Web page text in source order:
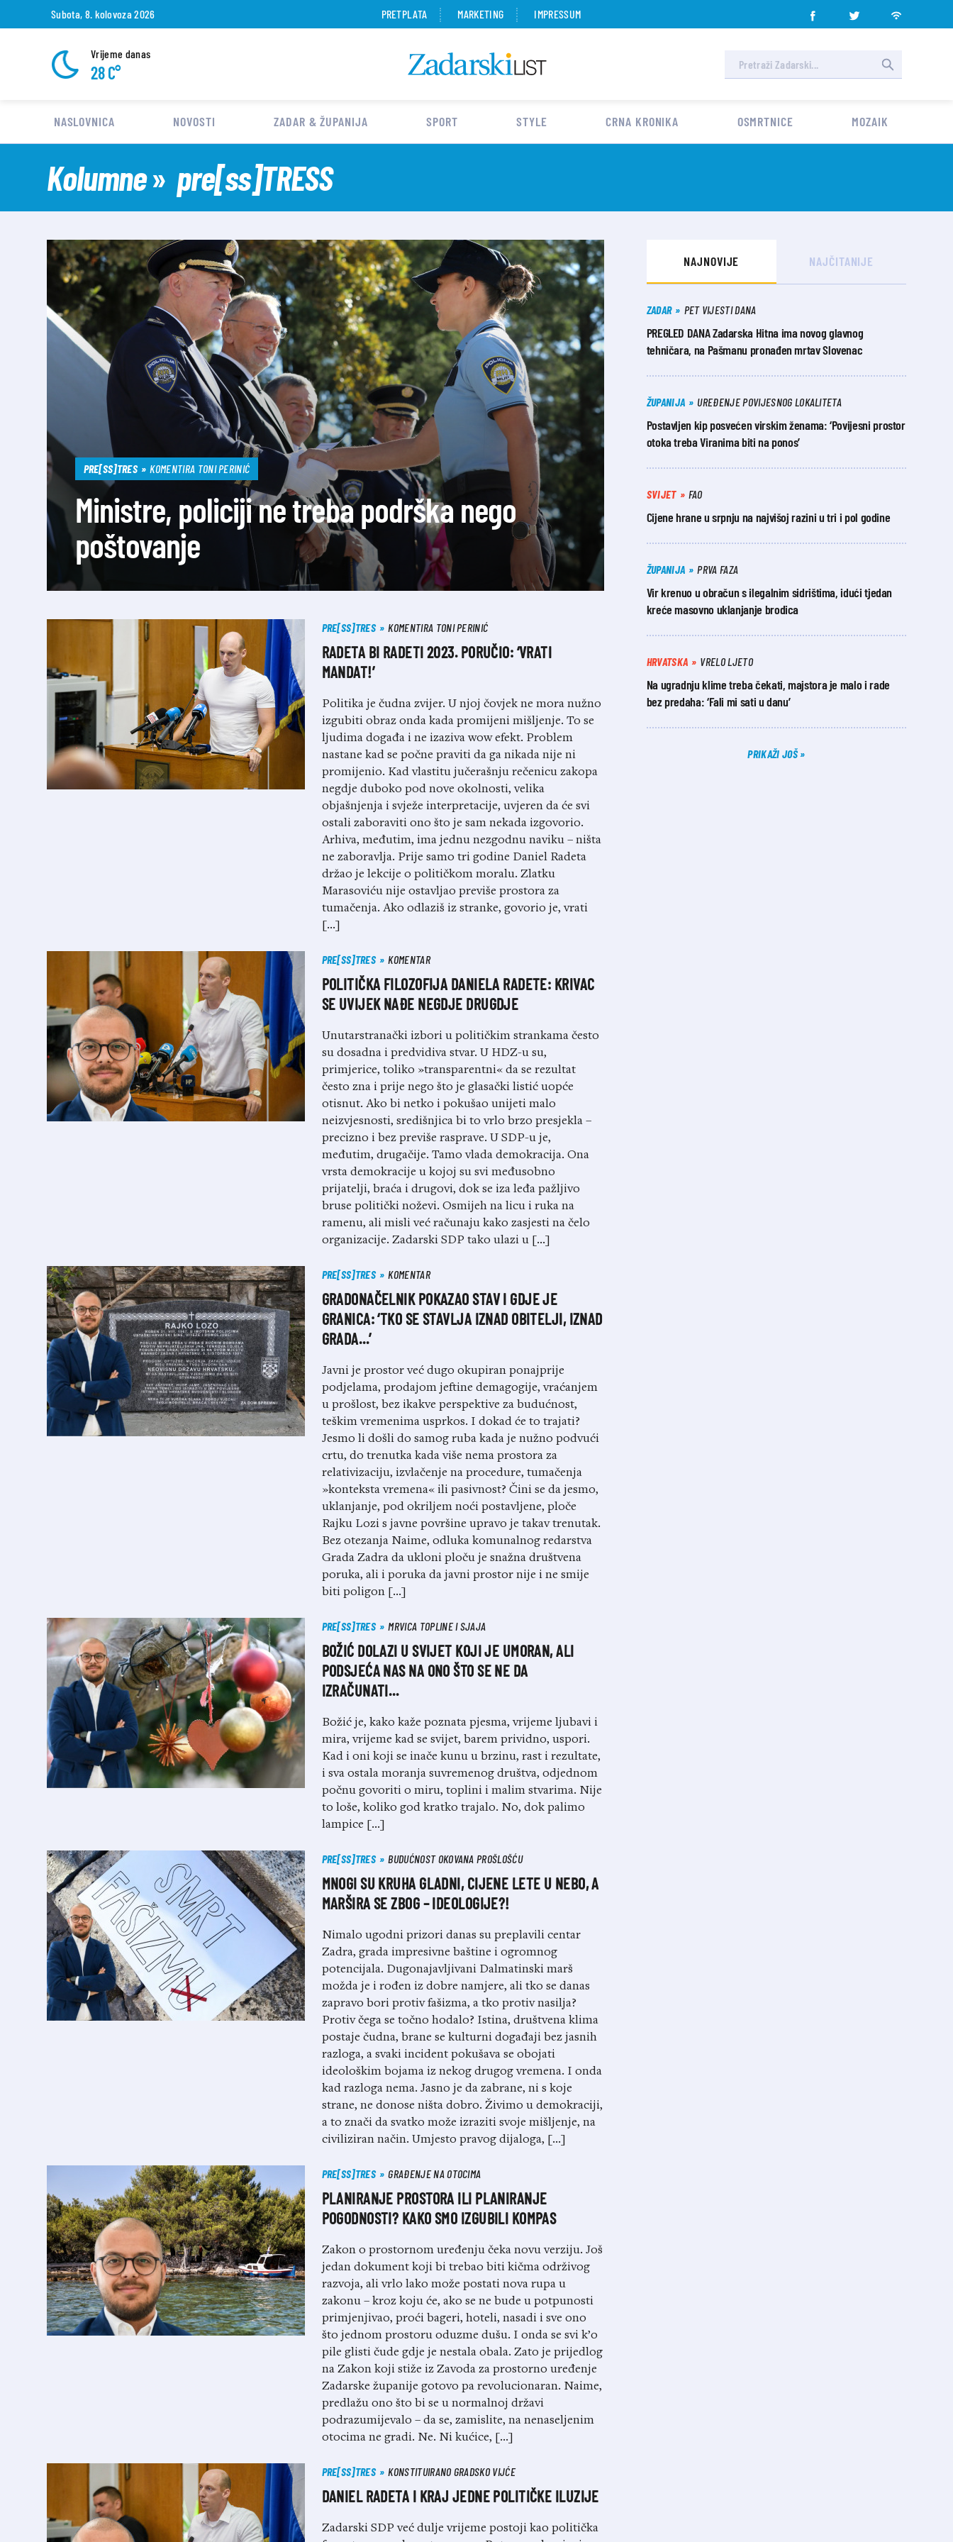
Subota, 8. kolovoza 2026 PRETPLATA MARKETING IMPRESSUM
Vrijeme danas
28 C°
NASLOVNICA NOVOSTI ZADAR & ŽUPANIJA SPORT STYLE CRNA KRONIKA OSMRTNICE MOZAIK
Kolumne pre[ss]TRESS
PRE[SS]TRES KOMENTIRA TONI PERINIĆ
Ministre, policiji ne treba podrška nego
poštovanje
PRE[SS]TRES KOMENTIRA TONI PERINIĆ
RADETA BI RADETI 2023. PORUČIO: ‘VRATI
MANDAT!’
Politika je čudna zvijer. U njoj čovjek ne mora nužno
izgubiti obraz onda kada promijeni mišljenje. To se
ljudima događa i ne izaziva wow efekt. Problem
nastane kad se počne praviti da ga nikada nije ni
promijenio. Kad vlastitu jučerašnju rečenicu zakopa
negdje duboko pod nove okolnosti, velika
objašnjenja i svježe interpretacije, uvjeren da će svi
ostali zaboraviti ono što je sam nekada izgovorio.
Arhiva, međutim, ima jednu nezgodnu naviku – ništa
ne zaboravlja. Prije samo tri godine Daniel Radeta
držao je lekcije o političkom moralu. Zlatku
Marasoviću nije ostavljao previše prostora za
tumačenja. Ako odlaziš iz stranke, govorio je, vrati
[…]
PRE[SS]TRES KOMENTAR
POLITIČKA FILOZOFIJA DANIELA RADETE: KRIVAC
SE UVIJEK NAĐE NEGDJE DRUGDJE
Unutarstranački izbori u političkim strankama često
su dosadna i predvidiva stvar. U HDZ-u su,
primjerice, toliko »transparentni« da se rezultat
često zna i prije nego što je glasački listić uopće
otisnut. Ako bi netko i pokušao unijeti malo
neizvjesnosti, središnjica bi to vrlo brzo presjekla –
precizno i bez previše rasprave. U SDP-u je,
međutim, drugačije. Tamo vlada demokracija. Ona
vrsta demokracije u kojoj su svi međusobno
prijatelji, braća i drugovi, dok se iza leđa pažljivo
bruse politički noževi. Osmijeh na licu i ruka na
ramenu, ali misli već računaju kako zasjesti na čelo
organizacije. Zadarski SDP tako ulazi u […]
PRE[SS]TRES KOMENTAR
GRADONAČELNIK POKAZAO STAV I GDJE JE
GRANICA: ‘TKO SE STAVLJA IZNAD OBITELJI, IZNAD
GRADA…’
Javni je prostor već dugo okupiran ponajprije
podjelama, prodajom jeftine demagogije, vraćanjem
u prošlost, bez ikakve perspektive za budućnost,
teškim vremenima usprkos. I dokad će to trajati?
Jesmo li došli do samog ruba kada je nužno podvući
crtu, do trenutka kada više nema prostora za
relativizaciju, izvlačenje na procedure, tumačenja
»konteksta vremena« ili pasivnost? Čini se da jesmo,
uklanjanje, pod okriljem noći postavljene, ploče
Rajku Lozi s javne površine upravo je takav trenutak.
Bez otezanja Naime, odluka komunalnog redarstva
Grada Zadra da ukloni ploču je snažna društvena
poruka, ali i poruka da javni prostor nije i ne smije
biti poligon […]
PRE[SS]TRES MRVICA TOPLINE I SJAJA
BOŽIĆ DOLAZI U SVIJET KOJI JE UMORAN, ALI
PODSJEĆA NAS NA ONO ŠTO SE NE DA
IZRAČUNATI…
Božić je, kako kaže poznata pjesma, vrijeme ljubavi i
mira, vrijeme kad se svijet, barem prividno, uspori.
Kad i oni koji se inače kunu u brzinu, rast i rezultate,
i sva ostala moranja suvremenog društva, odjednom
počnu govoriti o miru, toplini i malim stvarima. Nije
to loše, koliko god kratko trajalo. No, dok palimo
lampice […]
PRE[SS]TRES BUDUĆNOST OKOVANA PROŠLOŠĆU
MNOGI SU KRUHA GLADNI, CIJENE LETE U NEBO, A
MARŠIRA SE ZBOG – IDEOLOGIJE?!
Nimalo ugodni prizori danas su preplavili centar
Zadra, grada impresivne baštine i ogromnog
potencijala. Dugonajavljivani Dalmatinski marš
možda je i rođen iz dobre namjere, ali tko se danas
zapravo bori protiv fašizma, a tko protiv nasilja?
Protiv čega se točno hodalo? Istina, društvena klima
postaje čudna, brane se kulturni događaji bez jasnih
razloga, a svaki incident pokušava se obojati
ideološkim bojama iz nekog drugog vremena. I onda
kad razloga nema. Jasno je da zabrane, ni s koje
strane, ne donose ništa dobro. Živimo u demokraciji,
a to znači da svatko može izraziti svoje mišljenje, na
civiliziran način. Umjesto pravog dijaloga, […]
PRE[SS]TRES GRAĐENJE NA OTOCIMA
PLANIRANJE PROSTORA ILI PLANIRANJE
POGODNOSTI? KAKO SMO IZGUBILI KOMPAS
Zakon o prostornom uređenju čeka novu verziju. Još
jedan dokument koji bi trebao biti kičma održivog
razvoja, ali vrlo lako može postati nova rupa u
zakonu – kroz koju će, ako se ne bude u potpunosti
primjenjivao, proći bageri, hoteli, nasadi i sve ono
što jednom prostoru oduzme dušu. I onda se svi k’o
pile glisti čude gdje je nestala obala. Zato je prijedlog
na Zakon koji stiže iz Zavoda za prostorno uređenje
Zadarske županije gotovo pa revolucionaran. Naime,
predlažu ono što bi se u normalnoj državi
podrazumijevalo – da se, zamislite, na nenaseljenim
otocima ne gradi. Ne. Ni kućice, […]
PRE[SS]TRES KONSTITUIRANO GRADSKO VIJĆE
DANIEL RADETA I KRAJ JEDNE POLITIČKE ILUZIJE
Zadarski SDP već dulje vrijeme postoji kao politička
NAJNOVIJE NAJČITANIJE
ZADAR PET VIJESTI DANA
PREGLED DANA Zadarska Hitna ima novog glavnog
tehničara, na Pašmanu pronađen mrtav Slovenac
ŽUPANIJA UREĐENJE POVIJESNOG LOKALITETA
Postavljen kip posvećen virskim ženama: ‘Povijesni prostor
otoka treba Viranima biti na ponos’
SVIJET FAO
Cijene hrane u srpnju na najvišoj razini u tri i pol godine
ŽUPANIJA PRVA FAZA
Vir krenuo u obračun s ilegalnim sidrištima, idući tjedan
kreće masovno uklanjanje brodica
HRVATSKA VRELO LJETO
Na ugradnju klime treba čekati, majstora je malo i rade
bez predaha: ‘Fali mi sati u danu’
PRIKAŽI JOŠ